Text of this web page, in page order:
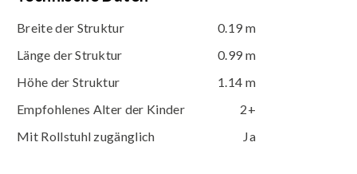
Breite der Struktur
0.19 m
Länge der Struktur
0.99 m
Höhe der Struktur
1.14 m
Empfohlenes Alter der Kinder
2+
Mit Rollstuhl zugänglich
Ja